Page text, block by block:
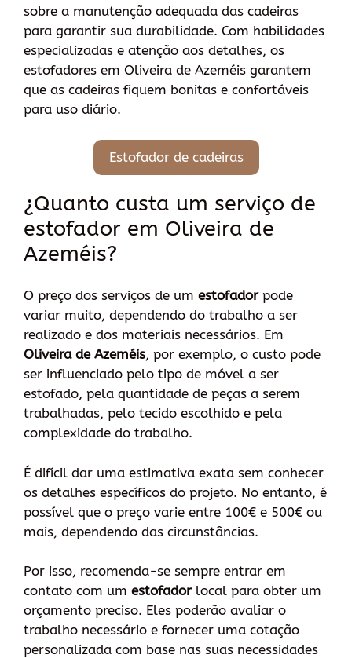
sobre a manutenção adequada das cadeiras
para garantir sua durabilidade. Com habilidades
especializadas e atenção aos detalhes, os
estofadores em Oliveira de Azeméis garantem
que as cadeiras fiquem bonitas e confortáveis
para uso diário.
Estofador de cadeiras
¿Quanto custa um serviço de
estofador em Oliveira de
Azeméis?
O preço dos serviços de um estofadorpode
variar muito, dependendo do trabalho a ser
realizado e dos materiais necessários. Em
Oliveira de Azeméis, por exemplo, o custo pode
ser influenciado pelo tipo de móvel a ser
estofado, pela quantidade de peças a serem
trabalhadas, pelo tecido escolhido e pela
complexidade do trabalho.
É difícil dar uma estimativa exata sem conhecer
os detalhes específicos do projeto. No entanto, é
possível que o preço varie entre 100€ e 500€ ou
mais, dependendo das circunstâncias.
Por isso, recomenda-se sempre entrar em
contato com um estofadorlocal para obter um
orçamento preciso. Eles poderão avaliar o
trabalho necessário e fornecer uma cotação
personalizada com base nas suas necessidades